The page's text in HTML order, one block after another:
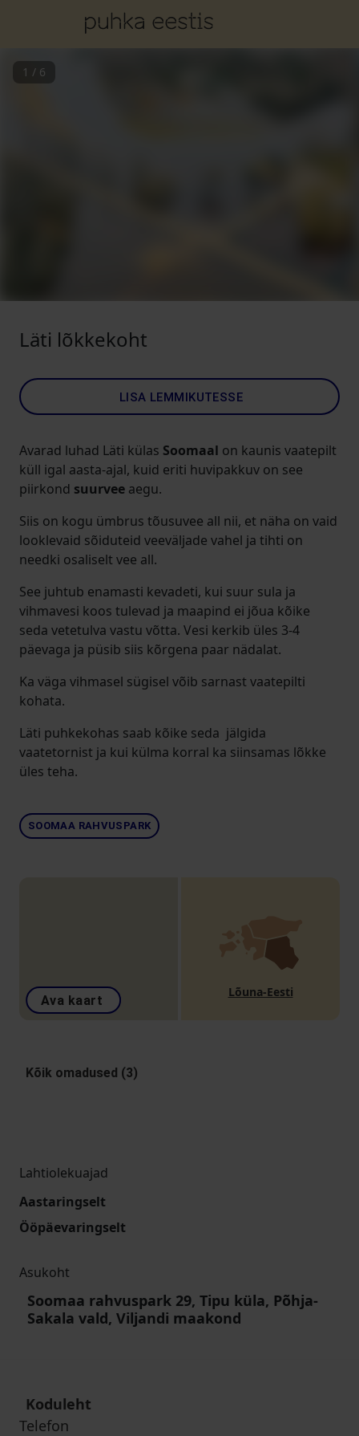
1 / 6
Läti lõkkekoht
LISA LEMMIKUTESSE
Avarad luhad Läti külas Soomaal on kaunis vaatepilt
küll igal aasta-ajal, kuid eriti huvipakkuv on see
piirkond suurvee aegu.
Siis on kogu ümbrus tõusuvee all nii, et näha on vaid
looklevaid sõiduteid veeväljade vahel ja tihti on
needki osaliselt vee all.
See juhtub enamasti kevadeti, kui suur sula ja
vihmavesi koos tulevad ja maapind ei jõua kõike
seda vetetulva vastu võtta. Vesi kerkib üles 3-4
päevaga ja püsib siis kõrgena paar nädalat.
Ka väga vihmasel sügisel võib sarnast vaatepilti
kohata.
Läti puhkekohas saab kõike seda jälgida
vaatetornist ja kui külma korral ka siinsamas lõkke
üles teha.
SOOMAA RAHVUSPARK
Ava kaart
Lõuna-Eesti
Kõik omadused (3)
Lahtiolekuajad
Aastaringselt
Ööpäevaringselt
Asukoht
Soomaa rahvuspark 29, Tipu küla, Põhja-
Sakala vald, Viljandi maakond
Koduleht
Telefon